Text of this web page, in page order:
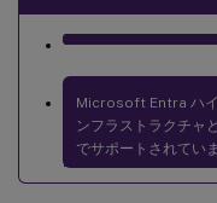
Microsoft Entra ハイ
ンフラストラクチャ
でサポートされていま